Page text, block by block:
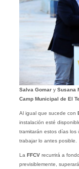
Salva Gomary Susana
Camp Municipal de El
Al igual que sucede con
instalación esté
tramitarán estos días los
trabajar lo antes posible.
La FFCVrecurrirá a
previsiblemente,